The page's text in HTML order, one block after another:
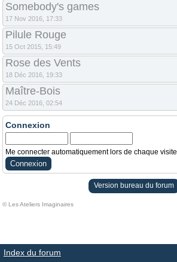
Somebody's games
17 Nov 2016, 17:33
Pilule Rouge
15 Oct 2015, 15:49
Rose des Vents
18 Déc 2016, 19:33
Maître-Bois
24 Déc 2016, 02:54
Connexion
Me connecter automatiquement lors de chaque visite
Version bureau du forum
© Les Ateliers Imaginaires
Index du forum